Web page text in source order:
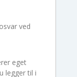
ved
eget
legger til i